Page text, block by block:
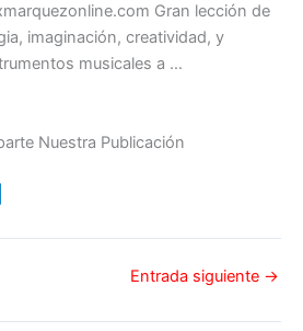
Gran lección de
imaginación, creatividad, y
musicales a …
Nuestra Publicación
Entrada siguiente →